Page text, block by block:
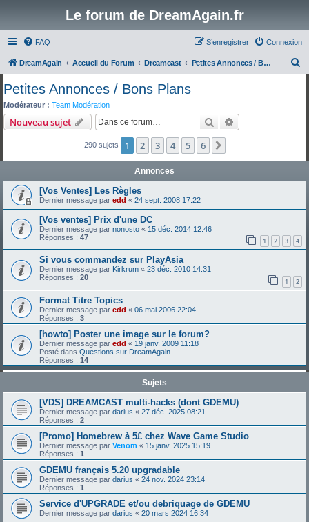
Le forum de DreamAgain.fr
FAQ Connexion
S’enregistrer
DreamAgain Accueil du Forum Dreamcast Petites Annonces / Bons Plans
c
r
Petites Annonces / Bons Plans
Modérateur : Team Modération
Nouveau sujet Rechercher
290 sujets 1 2 3 4 5 6
Annonces
[Vos Ventes] Les Règles
Dernier message par edd « 24 sept. 2008 17:22
[Vos ventes] Prix d'une DC
Dernier message par nonosto « 15 déc. 2014 12:46
Réponses : 47 1 2 3 4
Si vous commandez sur PlayAsia
Dernier message par Kirkrum « 23 déc. 2010 14:31
Réponses : 20 1 2
Format Titre Topics
Dernier message par edd « 06 mai 2006 22:04
Réponses : 3
[howto] Poster une image sur le forum?
Dernier message par edd « 19 janv. 2009 11:18
Posté dans Questions sur DreamAgain
Réponses : 14
Sujets
[VDS] DREAMCAST multi-hacks (dont GDEMU)
Dernier message par darius « 27 déc. 2025 08:21
Réponses : 2
[Promo] Homebrew à 5£ chez Wave Game Studio
Dernier message par Venom « 15 janv. 2025 15:19
Réponses : 1
GDEMU français 5.20 upgradable
Dernier message par darius « 24 nov. 2024 23:14
Réponses : 1
Service d'UPGRADE et/ou debriquage de GDEMU
Dernier message par darius « 20 mars 2024 16:34